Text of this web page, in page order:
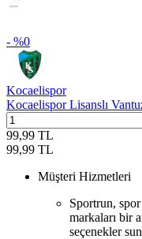
- %0
Kocaelispor
Kocaelispor Lisanslı
99,99 TL
99,99 TL
Müşteri Hizmetleri
Sportrun,
markaları bir
seçenekler